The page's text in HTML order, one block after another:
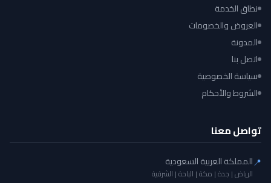
نطاق الخدمة
العروض والخصومات
المدونة
اتصل بنا
سياسة الخصوصية
الشروط والأحكام
تواصل معنا
📍المملكة العربية السعودية
الرياض | جدة | مكة | الباحة | الشرقية